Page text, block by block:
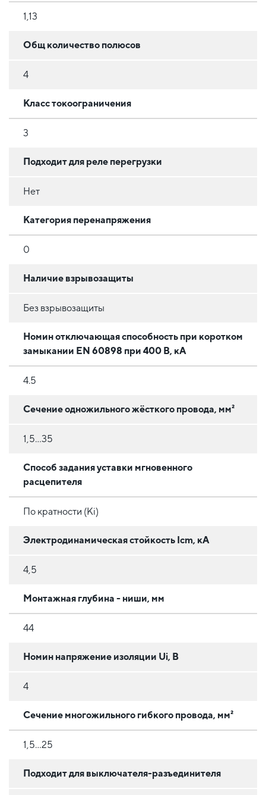
1,13
Общ количество полюсов
4
Класс токоограничения
3
Подходит для реле перегрузки
Нет
Категория перенапряжения
0
Наличие взрывозащиты
Без взрывозащиты
Номин отключающая способность при коротком
замыкании EN 60898 при 400 В, кА
4.5
Сечение одножильного жёсткого провода, мм²
1,5...35
Способ задания уставки мгновенного
расцепителя
По кратности (Ki)
Электродинамическая стойкость Icm, кА
4,5
Монтажная глубина - ниши, мм
44
Номин напряжение изоляции Ui, В
4
Сечение многожильного гибкого провода, мм²
1,5...25
Подходит для выключателя-разъединителя